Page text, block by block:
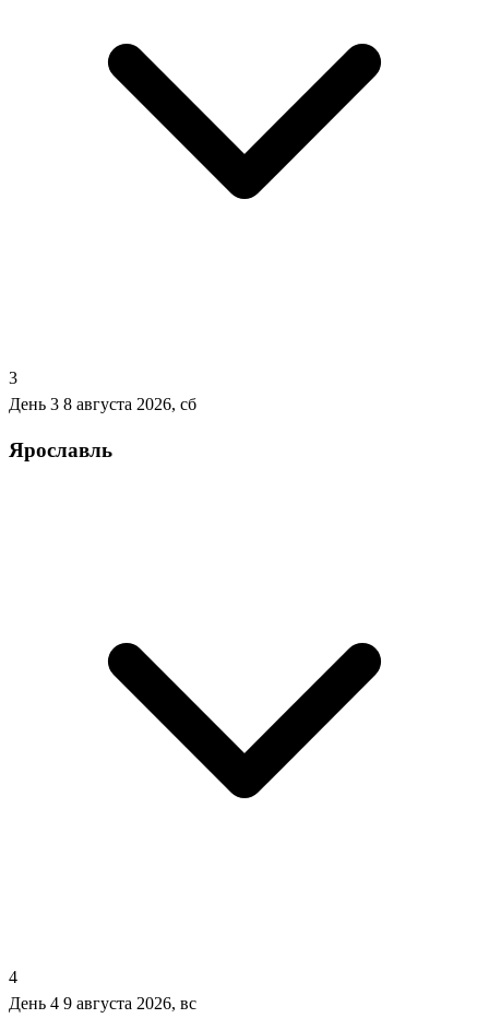
3
День 3 8 августа 2026, сб
Ярославль
4
День 4 9 августа 2026, вс